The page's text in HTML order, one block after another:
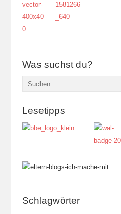
Was suchst du?
Lesetipps
Schlagwörter